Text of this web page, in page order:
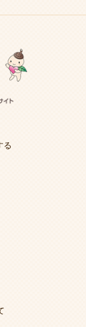
る